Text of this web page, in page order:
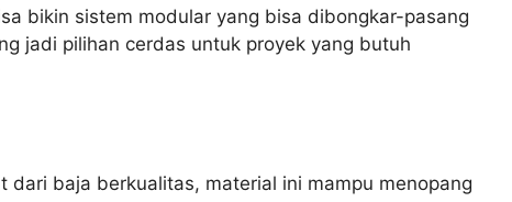
bikin sistem modular yang bisa dibongkar-pasang
jadi pilihan cerdas untuk proyek yang butuh
dari baja berkualitas, material ini mampu menopang